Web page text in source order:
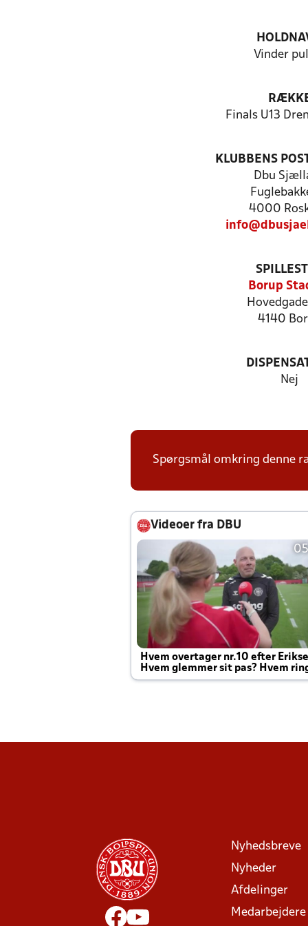
Vinder
Finals U13
KLUBBENS
Dbu
4000
Borup
4140
Nej
Spørgsmål omkring denne
Videoer fra DBU
Hvem overtager nr.10 efter
Hvem glemmer sit pas? Hvem
Joachim altid til efter kampe?
Nyhedsbreve
Nyheder
Afdelinger
Medarbejdere